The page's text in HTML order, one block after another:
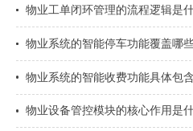
物业工单闭环管理的流程逻辑是
物业系统的智能停车功能覆盖哪
物业系统的智能收费功能具体包
物业设备管控模块的核心作用是